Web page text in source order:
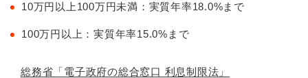
10万円以上100万円未満：実質年率18.0%まで
100万円以上：実質年率15.0%まで
総務省「電子政府の総合窓口 利息制限法」